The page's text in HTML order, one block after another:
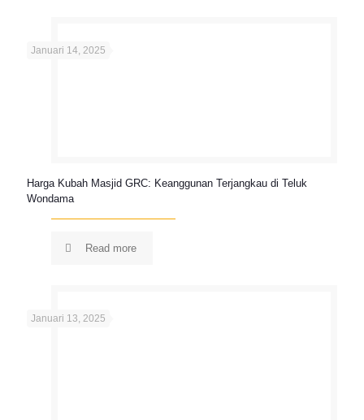
Januari 14, 2025
Harga Kubah Masjid GRC: Keanggunan Terjangkau di Teluk
Wondama
Read more
Januari 13, 2025